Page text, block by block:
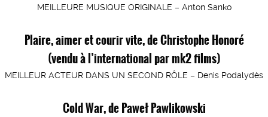
MEILLEURE MUSIQUE ORIGINALE – Anton Sanko
Plaire, aimer et courir vite, de Christophe Honoré
(vendu à l’international par mk2 films)
MEILLEUR ACTEUR DANS UN SECOND RÔLE – Denis Podalydès
Cold War, de Paweł Pawlikowski